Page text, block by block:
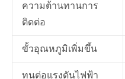
ความต้านทานการ
ติดต่อ
ขั้วอุณหภูมิเพิ่มขึ้น
ทนต่อแรงดันไฟฟ้า